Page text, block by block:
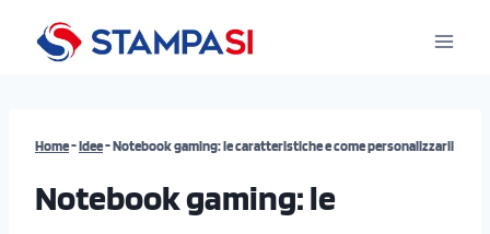
Home-Idee-Notebook gaming: le caratteristiche e come personalizzarli
Notebook gaming: le